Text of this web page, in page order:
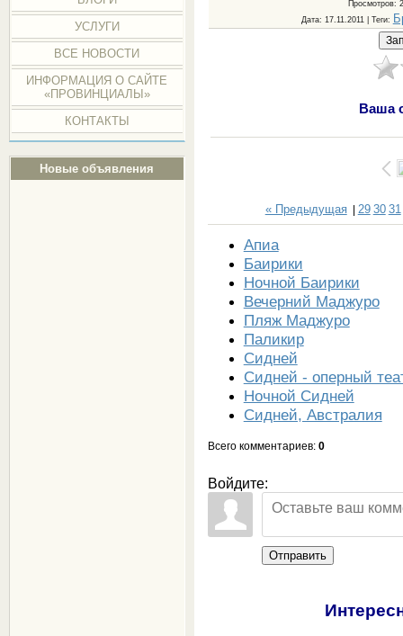
УСЛУГИ
ВСЕ НОВОСТИ
ИНФОРМАЦИЯ О САЙТЕ
«ПРОВИНЦИАЛЫ»
КОНТАКТЫ
Новые объявления
Просмотров:
Дата: 17.11.2011 | Теги:
Ваша
« Предыдущая| 29 30 31
Апиа
Баирики
Ночной Баирики
Вечерний Маджуро
Пляж Маджуро
Паликир
Сидней
Сидней - оперный
Ночной Сидней
Сидней, Австралия
Всего комментариев: 0
Войдите:
Отправить